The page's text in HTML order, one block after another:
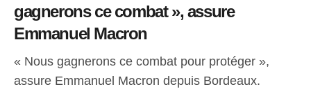
gagnerons ce combat », assure
Emmanuel Macron
« Nous gagnerons ce combat pour protéger »,
assure Emmanuel Macron depuis Bordeaux.